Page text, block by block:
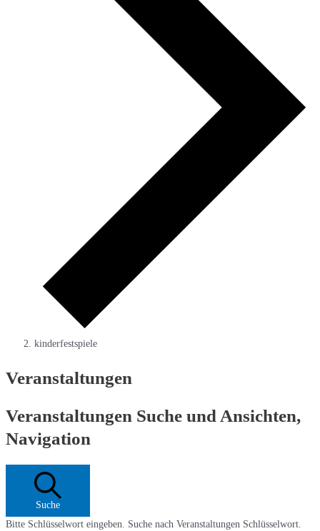
kinderfestspiele
Veranstaltungen
Veranstaltungen Suche und Ansichten,
Navigation
Suche
Bitte Schlüsselwort eingeben. Suche nach Veranstaltungen Schlüsselwort.